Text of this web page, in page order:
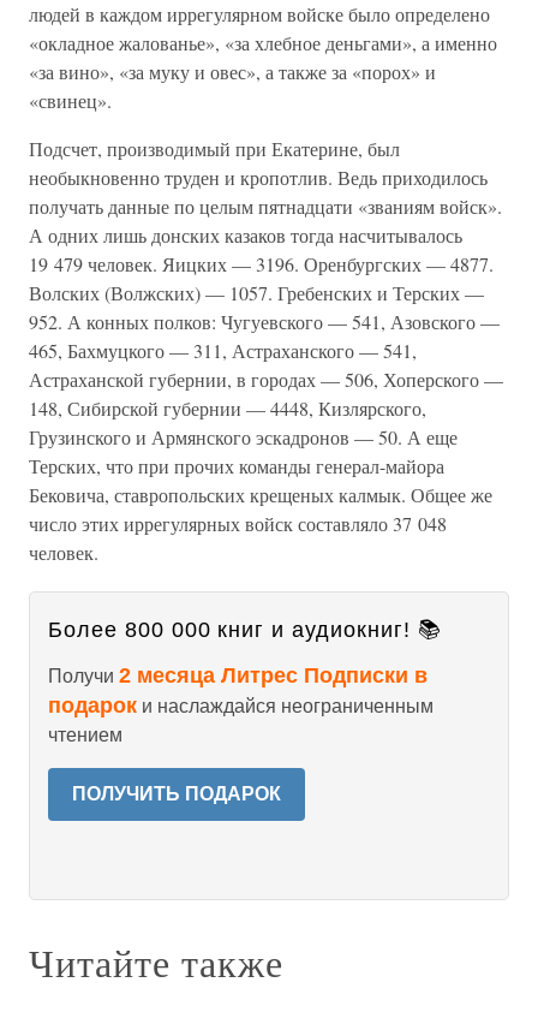
людей в каждом иррегулярном войске было определено
«окладное жалованье», «за хлебное деньгами», а именно
«за вино», «за муку и овес», а также за «порох» и
«свинец».
Подсчет, производимый при Екатерине, был
необыкновенно труден и кропотлив. Ведь приходилось
получать данные по целым пятнадцати «званиям войск».
А одних лишь донских казаков тогда насчитывалось
19 479 человек. Яицких — 3196. Оренбургских — 4877.
Волских (Волжских) — 1057. Гребенских и Терских —
952. А конных полков: Чугуевского — 541, Азовского —
465, Бахмуцкого — 311, Астраханского — 541,
Астраханской губернии, в городах — 506, Хоперского —
148, Сибирской губернии — 4448, Кизлярского,
Грузинского и Армянского эскадронов — 50. А еще
Терских, что при прочих команды генерал-майора
Бековича, ставропольских крещеных калмык. Общее же
число этих иррегулярных войск составляло 37 048
человек.
Более 800 000 книг и аудиокниг! 📚
Получи 2 месяца Литрес Подписки в
подарок и наслаждайся неограниченным
чтением
ПОЛУЧИТЬ ПОДАРОК
Читайте также